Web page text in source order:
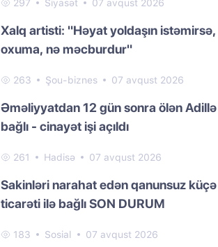
297 Siyasət 07 avqust 2026
Xalq artisti: "Həyat yoldaşın istəmirsə,
oxuma, nə məcburdur"
263 Şou-biznes 07 avqust 2026
Əməliyyatdan 12 gün sonra ölən Adillə
bağlı - cinayət işi açıldı
261 Hadisə 07 avqust 2026
Sakinləri narahat edən qanunsuz küçə
ticarəti ilə bağlı SON DURUM
183 Sosial 07 avqust 2026